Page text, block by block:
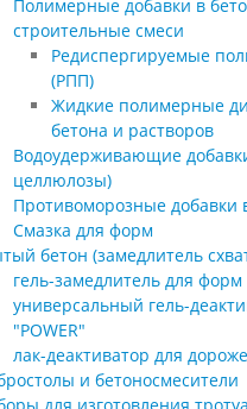
Полимерные добавки в
строительные смеси
Редиспергируемые
(РПП)
Жидкие полимерные
бетона и растворов
Водоудерживающие
целлюлозы)
Противоморозные добавки
Смазка для форм
бетон (замедлитель
гель-замедлитель для форм
универсальный гель-
"POWER"
лак-деактиватор для
и бетоносмесители